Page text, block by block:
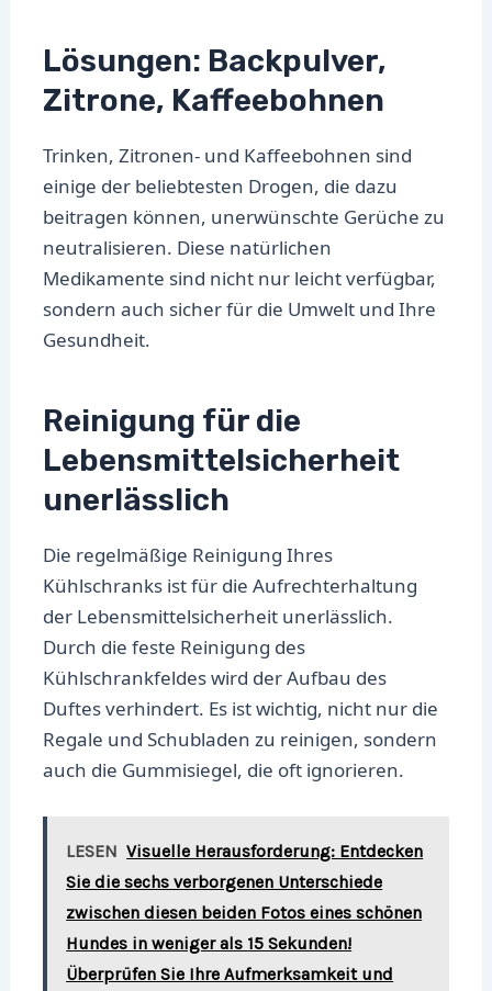
Lösungen: Backpulver,
Zitrone, Kaffeebohnen
Trinken, Zitronen- und Kaffeebohnen sind
einige der beliebtesten Drogen, die dazu
beitragen können, unerwünschte Gerüche zu
neutralisieren. Diese natürlichen
Medikamente sind nicht nur leicht verfügbar,
sondern auch sicher für die Umwelt und Ihre
Gesundheit.
Reinigung für die
Lebensmittelsicherheit
unerlässlich
Die regelmäßige Reinigung Ihres
Kühlschranks ist für die Aufrechterhaltung
der Lebensmittelsicherheit unerlässlich.
Durch die feste Reinigung des
Kühlschrankfeldes wird der Aufbau des
Duftes verhindert. Es ist wichtig, nicht nur die
Regale und Schubladen zu reinigen, sondern
auch die Gummisiegel, die oft ignorieren.
LESEN Visuelle Herausforderung: Entdecken
Sie die sechs verborgenen Unterschiede
zwischen diesen beiden Fotos eines schönen
Hundes in weniger als 15 Sekunden!
Überprüfen Sie Ihre Aufmerksamkeit und